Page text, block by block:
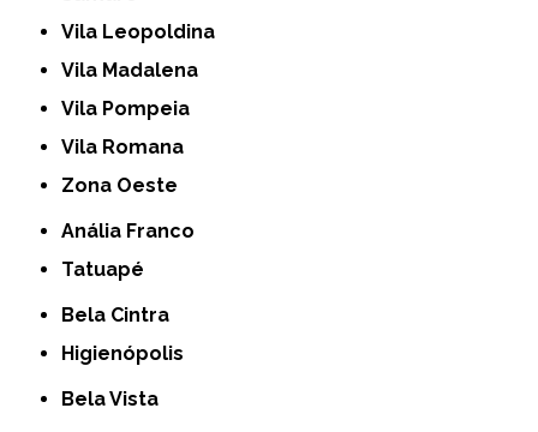
Vila Leopoldina
Vila Madalena
Vila Pompeia
Vila Romana
Zona Oeste
Anália Franco
Tatuapé
Bela Cintra
Higienópolis
Bela Vista